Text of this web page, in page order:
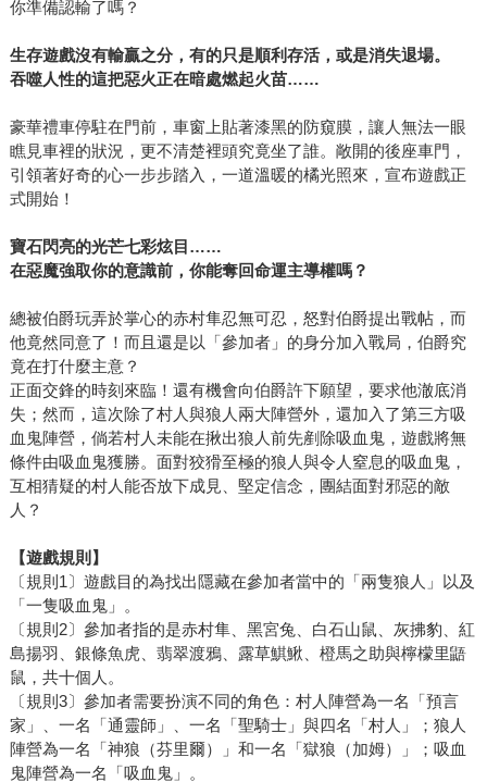
你準備認輸了嗎？
生存遊戲沒有輸贏之分，有的只是順利存活，或是消失退場。
吞噬人性的這把惡火正在暗處燃起火苗……
豪華禮車停駐在門前，車窗上貼著漆黑的防窺膜，讓人無法一眼
瞧見車裡的狀況，更不清楚裡頭究竟坐了誰。敞開的後座車門，
引領著好奇的心一步步踏入，一道溫暖的橘光照來，宣布遊戲正
式開始！
寶石閃亮的光芒七彩炫目……
在惡魔強取你的意識前，你能奪回命運主導權嗎？
總被伯爵玩弄於掌心的赤村隼忍無可忍，怒對伯爵提出戰帖，而
他竟然同意了！而且還是以「參加者」的身分加入戰局，伯爵究
竟在打什麼主意？
正面交鋒的時刻來臨！還有機會向伯爵許下願望，要求他澈底消
失；然而，這次除了村人與狼人兩大陣營外，還加入了第三方吸
血鬼陣營，倘若村人未能在揪出狼人前先剷除吸血鬼，遊戲將無
條件由吸血鬼獲勝。面對狡猾至極的狼人與令人窒息的吸血鬼，
互相猜疑的村人能否放下成見、堅定信念，團結面對邪惡的敵
人？
【遊戲規則】
〔規則1〕遊戲目的為找出隱藏在參加者當中的「兩隻狼人」以及
「一隻吸血鬼」。
〔規則2〕參加者指的是赤村隼、黑宮兔、白石山鼠、灰拂豹、紅
島揚羽、銀條魚虎、翡翠渡鴉、露草鯕鰍、橙馬之助與檸檬里鼯
鼠，共十個人。
〔規則3〕參加者需要扮演不同的角色：村人陣營為一名「預言
家」、一名「通靈師」、一名「聖騎士」與四名「村人」；狼人
陣營為一名「神狼（芬里爾）」和一名「獄狼（加姆）」；吸血
鬼陣營為一名「吸血鬼」。